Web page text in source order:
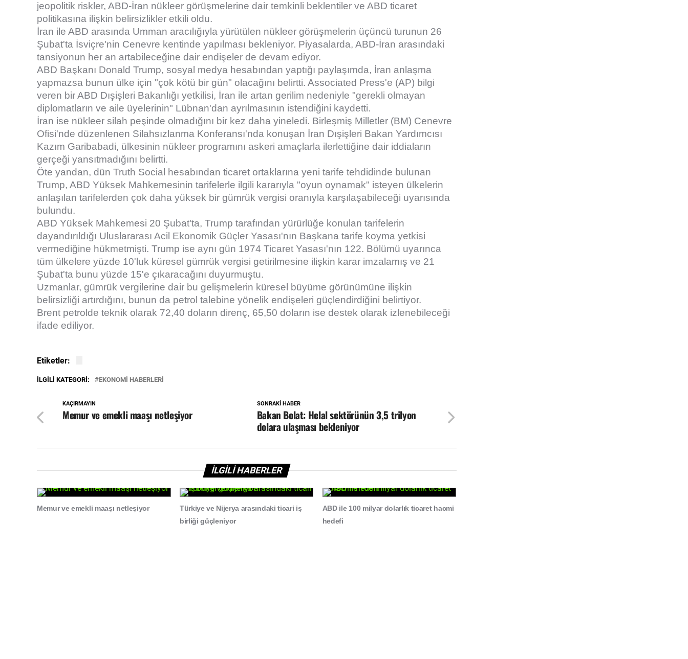
jeopolitik riskler, ABD-İran nükleer görüşmelerine dair temkinli beklentiler ve ABD ticaret
politikasına ilişkin belirsizlikler etkili oldu.
İran ile ABD arasında Umman aracılığıyla yürütülen nükleer görüşmelerin üçüncü turunun 26
Şubat'ta İsviçre'nin Cenevre kentinde yapılması bekleniyor. Piyasalarda, ABD-İran arasındaki
tansiyonun her an artabileceğine dair endişeler de devam ediyor.
ABD Başkanı Donald Trump, sosyal medya hesabından yaptığı paylaşımda, İran anlaşma
yapmazsa bunun ülke için "çok kötü bir gün" olacağını belirtti. Associated Press'e (AP) bilgi
veren bir ABD Dışişleri Bakanlığı yetkilisi, İran ile artan gerilim nedeniyle "gerekli olmayan
diplomatların ve aile üyelerinin" Lübnan'dan ayrılmasının istendiğini kaydetti.
İran ise nükleer silah peşinde olmadığını bir kez daha yineledi. Birleşmiş Milletler (BM) Cenevre
Ofisi'nde düzenlenen Silahsızlanma Konferansı'nda konuşan İran Dışişleri Bakan Yardımcısı
Kazım Garibabadi, ülkesinin nükleer programını askeri amaçlarla ilerlettiğine dair iddiaların
gerçeği yansıtmadığını belirtti.
Öte yandan, dün Truth Social hesabından ticaret ortaklarına yeni tarife tehdidinde bulunan
Trump, ABD Yüksek Mahkemesinin tarifelerle ilgili kararıyla "oyun oynamak" isteyen ülkelerin
anlaşılan tarifelerden çok daha yüksek bir gümrük vergisi oranıyla karşılaşabileceği uyarısında
bulundu.
ABD Yüksek Mahkemesi 20 Şubat'ta, Trump tarafından yürürlüğe konulan tarifelerin
dayandırıldığı Uluslararası Acil Ekonomik Güçler Yasası'nın Başkana tarife koyma yetkisi
vermediğine hükmetmişti. Trump ise aynı gün 1974 Ticaret Yasası'nın 122. Bölümü uyarınca
tüm ülkelere yüzde 10'luk küresel gümrük vergisi getirilmesine ilişkin karar imzalamış ve 21
Şubat'ta bunu yüzde 15'e çıkaracağını duyurmuştu.
Uzmanlar, gümrük vergilerine dair bu gelişmelerin küresel büyüme görünümüne ilişkin
belirsizliği artırdığını, bunun da petrol talebine yönelik endişeleri güçlendirdiğini belirtiyor.
Brent petrolde teknik olarak 72,40 doların direnç, 65,50 doların ise destek olarak izlenebileceği
ifade ediliyor.
Etiketler:
İLGILI KATEGORI: EKONOMİ HABERLERİ
SONRAKI HABER
Bakan Bolat: Helal sektörünün 3,5 trilyon
dolara ulaşması bekleniyor
KAÇIRMAYIN
Memur ve emekli maaşı netleşiyor
İLGİLİ HABERLER
Memur ve emekli maaşı netleşiyor
Türkiye ve Nijerya arasındaki ticari iş
birliği güçleniyor
ABD ile 100 milyar dolarlık ticaret hacmi
hedefi